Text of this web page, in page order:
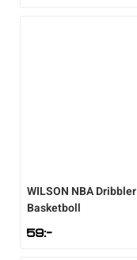
WILSON NBA Dribbler
Basketboll
59:-